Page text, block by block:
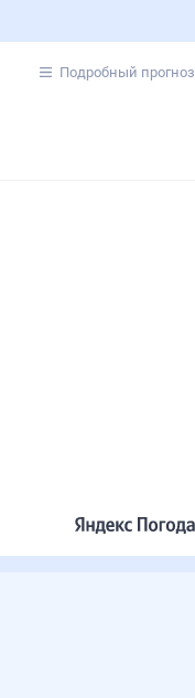
Подробный прогноз